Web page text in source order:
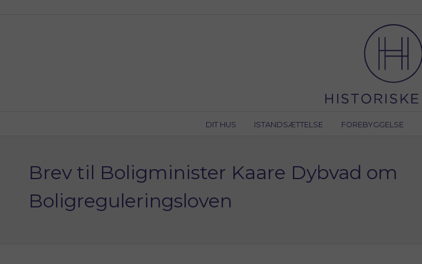
DIT HUS ISTANDSÆTTELSE FOREBYGGELSE
Brev til Boligminister Kaare Dybvad om
Boligreguleringsloven